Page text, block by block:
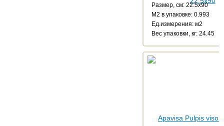
Размер, см: 22.5x90
М2 в упаковке: 0.993
Ед.измерения: м2
Веc упаковки, кг: 24.45